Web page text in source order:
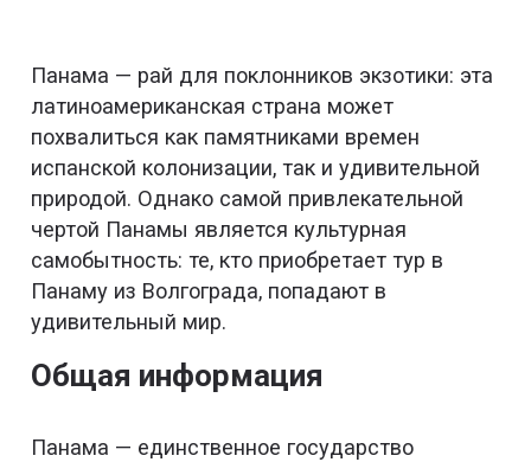
Панама — рай для поклонников экзотики: эта
латиноамериканская страна может
похвалиться как памятниками времен
испанской колонизации, так и удивительной
природой. Однако самой привлекательной
чертой Панамы является культурная
самобытность: те, кто приобретает тур в
Панаму из Волгограда, попадают в
удивительный мир.
Общая информация
Панама — единственное государство